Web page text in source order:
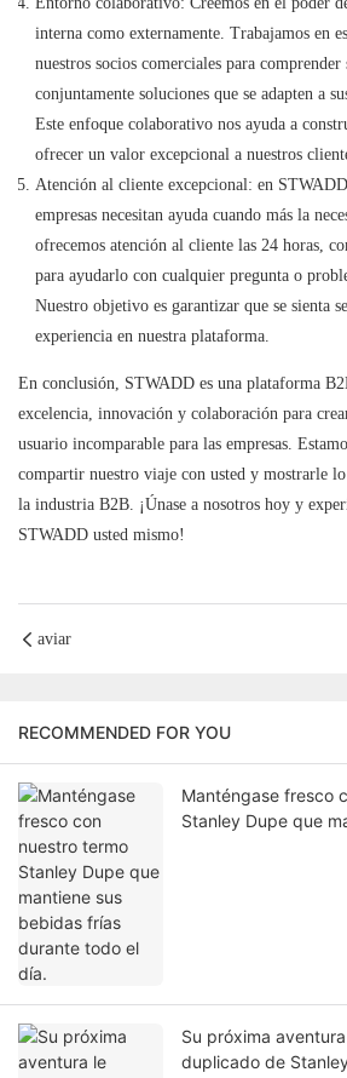
interna como externamente. Trabajamos en
nuestros socios comerciales para comprender
conjuntamente soluciones que se adapten a
Este enfoque colaborativo nos ayuda a
ofrecer un valor excepcional a nuestros
Atención al cliente excepcional: en
empresas necesitan ayuda cuando más la
ofrecemos atención al cliente las 24 horas,
para ayudarlo con cualquier pregunta o
Nuestro objetivo es garantizar que se sienta
experiencia en nuestra plataforma.
En conclusión, STWADD es una plataforma
excelencia, innovación y colaboración para
usuario incomparable para las empresas.
compartir nuestro viaje con usted y mostrarle lo
la industria B2B. ¡Únase a nosotros hoy y
STWADD usted mismo!
aviar
RECOMMENDED FOR YOU
Manténgase fresco
Stanley Dupe que
Su próxima
duplicado de